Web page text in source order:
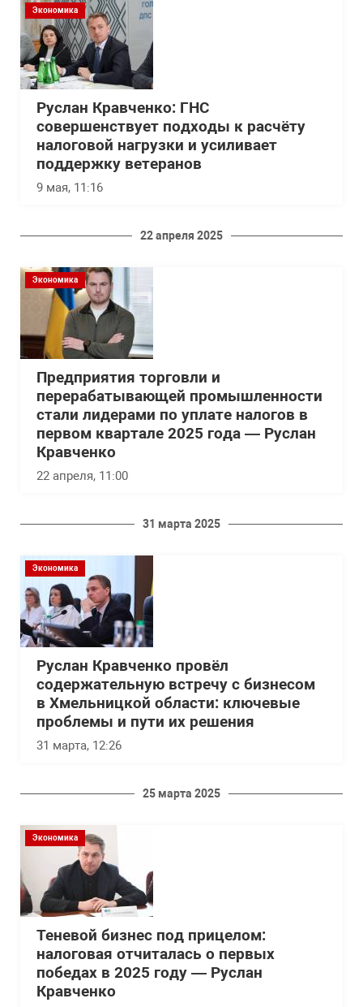
Экономика
Руслан Кравченко: ГНС
совершенствует подходы к расчёту
налоговой нагрузки и усиливает
поддержку ветеранов
9 мая, 11:16
22 апреля 2025
Экономика
Предприятия торговли и
перерабатывающей промышленности
стали лидерами по уплате налогов в
первом квартале 2025 года — Руслан
Кравченко
22 апреля, 11:00
31 марта 2025
Экономика
Руслан Кравченко провёл
содержательную встречу с бизнесом
в Хмельницкой области: ключевые
проблемы и пути их решения
31 марта, 12:26
25 марта 2025
Экономика
Теневой бизнес под прицелом:
налоговая отчиталась о первых
победах в 2025 году — Руслан
Кравченко